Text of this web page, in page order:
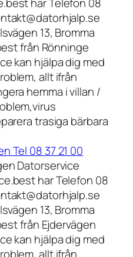
13, Bromma
från Rönninge
kan hjälpa dig med
allt ifrån
hemma i villan /
trasiga bärbara
Tel 08 37 21 00
Datorservice
har Telefon 08
13, Bromma
från Ejdervägen
kan hjälpa dig med
allt ifrån